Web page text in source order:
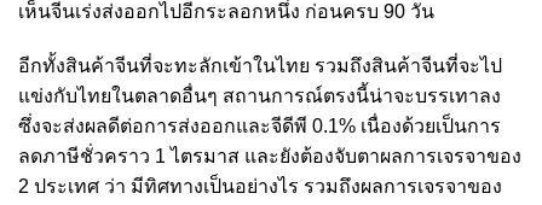
เห็นจีนเร่งส่งออกไปอีกระลอกหนึ่ง ก่อนครบ 90 วัน
อีกทั้งสินค้าจีนที่จะทะลักเข้าในไทย รวมถึงสินค้าจีนที่จะไป
แข่งกับไทยในตลาดอื่นๆ สถานการณ์ตรงนี้น่าจะบรรเทาลง
ซึ่งจะส่งผลดีต่อการส่งออกและจีดีพี 0.1% เนื่องด้วยเป็นการ
ลดภาษีชั่วคราว 1 ไตรมาส และยังต้องจับตาผลการเจรจาของ
2 ประเทศ ว่า มีทิศทางเป็นอย่างไร รวมถึงผลการเจรจาของ